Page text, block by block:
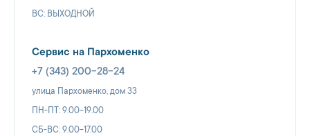
ВС: ВЫХОДНОЙ
Сервис на Пархоменко
+7 (343) 200-28-24
улица Пархоменко, дом 33
ПН-ПТ: 9.00-19.00
СБ-ВС: 9.00-17.00